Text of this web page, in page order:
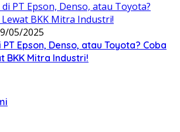
05/2025
Epson, Denso, atau Toyota? Coba
BKK Mitra Industri!